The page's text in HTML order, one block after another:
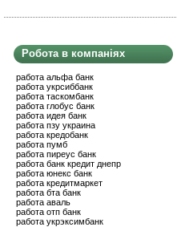
Робота в компаніях
работа альфа банк
работа укрсиббанк
работа таскомбанк
работа глобус банк
работа идея банк
работа пзу украина
работа кредобанк
работа пумб
работа пиреус банк
работа банк кредит днепр
работа юнекс банк
работа кредитмаркет
работа бта банк
работа аваль
работа отп банк
работа укрэксимбанк